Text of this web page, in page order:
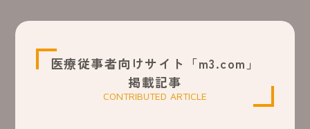
医療従事者向けサイト「m3.com」
掲載記事
CONTRIBUTED ARTICLE